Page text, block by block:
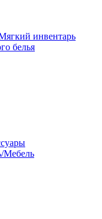
инвентарь
белья
Мебель